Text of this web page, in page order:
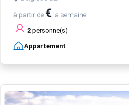
à partir de € la semaine
2 personne(s)
Appartement